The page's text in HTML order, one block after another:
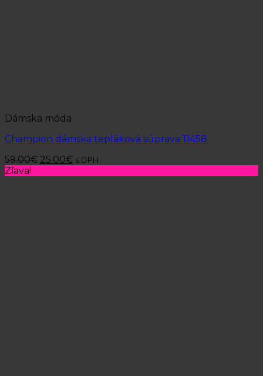
Dámska móda
Champion dámska tepláková súprava 11458
59.00€ 25.00€ s DPH
Zľava!